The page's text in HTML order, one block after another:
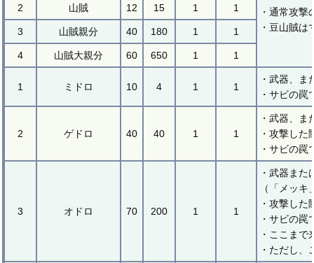
・通常攻撃
・豆山賊は
2 山賊 12 15 1 1
3 山賊親分 40 180 1 1
4 山賊大親分 60 650 1 1
1 ミドロ 10 4 1 1
・武器、
・サビの罠
2 ゲドロ 40 40 1 1
・武器、
・攻撃した
・サビの罠
3 オドロ 70 200 1 1
・武器ま
（「メッ
・攻撃した
・サビの
・ここま
・ただし